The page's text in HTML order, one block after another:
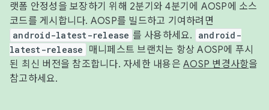
랫폼 안정성을 보장하기 위해 2분기와 4분기에 AOSP에 소스
코드를 게시합니다. AOSP를 빌드하고 기여하려면
android-latest-release 를 사용하세요.
android-
latest-release
매니페스트 브랜치는 항상 AOSP에 푸시
된 최신 버전을 참조합니다. 자세한 내용은 AOSP 변경사항을
참고하세요.